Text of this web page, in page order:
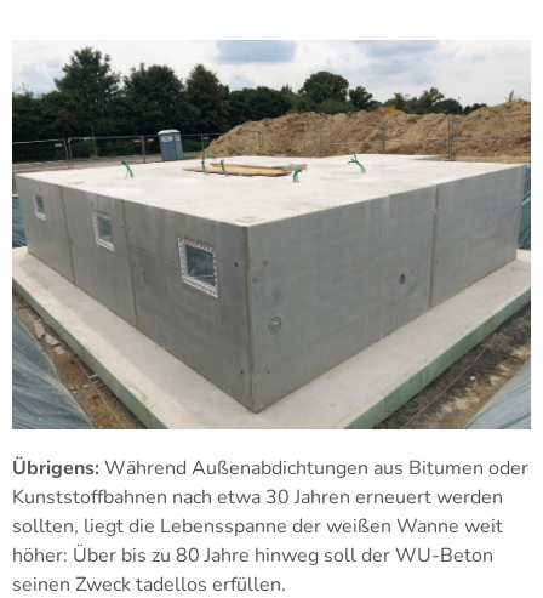
Übrigens: Während Außenabdichtungen aus Bitumen oder
Kunststoffbahnen nach etwa 30 Jahren erneuert werden
sollten, liegt die Lebensspanne der weißen Wanne weit
höher: Über bis zu 80 Jahre hinweg soll der WU-Beton
seinen Zweck tadellos erfüllen.